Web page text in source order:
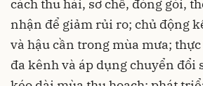
cách thu hái, sơ chế, đóng gói,
nhận để giảm rủi ro; chủ động
và hậu cần trong mùa mưa;
đa kênh và áp dụng chuyển đổi